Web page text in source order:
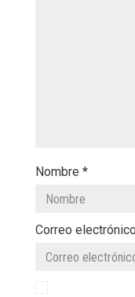
Nombre *
Correo electrónico